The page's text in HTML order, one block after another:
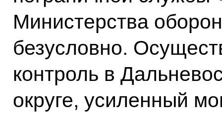
Министерства
безусловно.
контроль в
округе, усиленный